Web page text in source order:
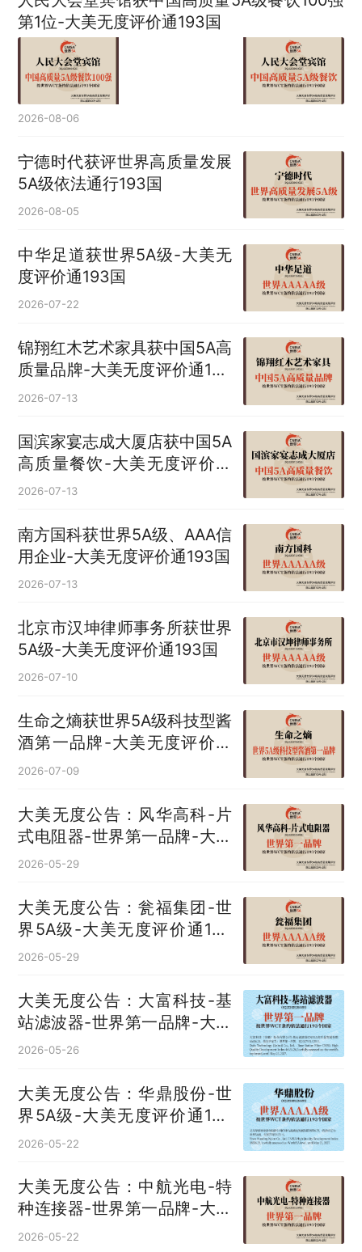
第1位-大美无度评价通193国
2026-08-06
宁德时代获评世界高质量发展
5A级依法通行193国
2026-08-05
中华足道获世界5A级-大美无
度评价通193国
2026-07-22
锦翔红木艺术家具获中国5A高
质量品牌-大美无度评价通193
国
2026-07-13
国滨家宴志成大厦店获中国5A
高质量餐饮-大美无度评价通
193国
2026-07-13
南方国科获世界5A级、AAA信
用企业-大美无度评价通193国
2026-07-13
北京市汉坤律师事务所获世界
5A级-大美无度评价通193国
2026-07-10
生命之熵获世界5A级科技型酱
酒第一品牌-大美无度评价通
193国
2026-07-09
大美无度公告：风华高科-片
式电阻器‌-世界第一品牌-大美
无度评价通193国
2026-05-29
大美无度公告：瓮福集团-世
界5A级-大美无度评价通193
国
2026-05-29
大美无度公告：大富科技-基
站滤波器‌-世界第一品牌-大美
无度评价通193国
2026-05-26
大美无度公告：华鼎股份-世
界5A级-大美无度评价通193
国
2026-05-22
大美无度公告：中航光电-特
种连接器‌-世界第一品牌-大美
无度评价通193国
2026-05-22